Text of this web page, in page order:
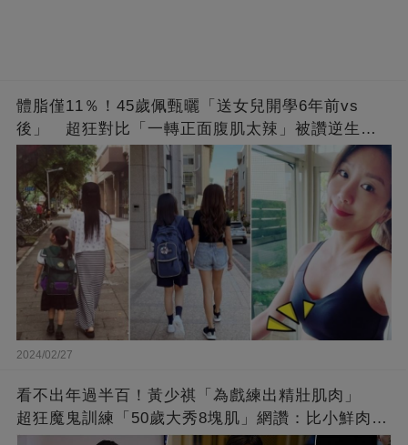
體脂僅11％！45歲佩甄曬「送女兒開學6年前vs
後」 超狂對比「一轉正面腹肌太辣」被讚逆生
長：媽媽變姊姊❤
2024/02/27
看不出年過半百！黃少祺「為戲練出精壯肌肉」
超狂魔鬼訓練「50歲大秀8塊肌」網讚：比小鮮肉猛